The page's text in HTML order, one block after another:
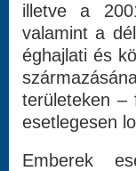
illetve a
valamint a
éghajlati és
területeken –
esetlegesen
Emberek